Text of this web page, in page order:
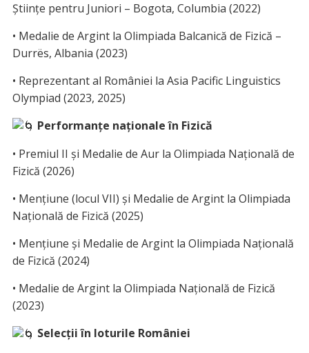
Științe pentru Juniori – Bogota, Columbia (2022)
• Medalie de Argint la Olimpiada Balcanică de Fizică –
Durrës, Albania (2023)
• Reprezentant al României la Asia Pacific Linguistics
Olympiad (2023, 2025)
Performanțe naționale în Fizică
• Premiul II și Medalie de Aur la Olimpiada Națională de
Fizică (2026)
• Mențiune (locul VII) și Medalie de Argint la Olimpiada
Națională de Fizică (2025)
• Mențiune și Medalie de Argint la Olimpiada Națională
de Fizică (2024)
• Medalie de Argint la Olimpiada Națională de Fizică
(2023)
Selecții în loturile României